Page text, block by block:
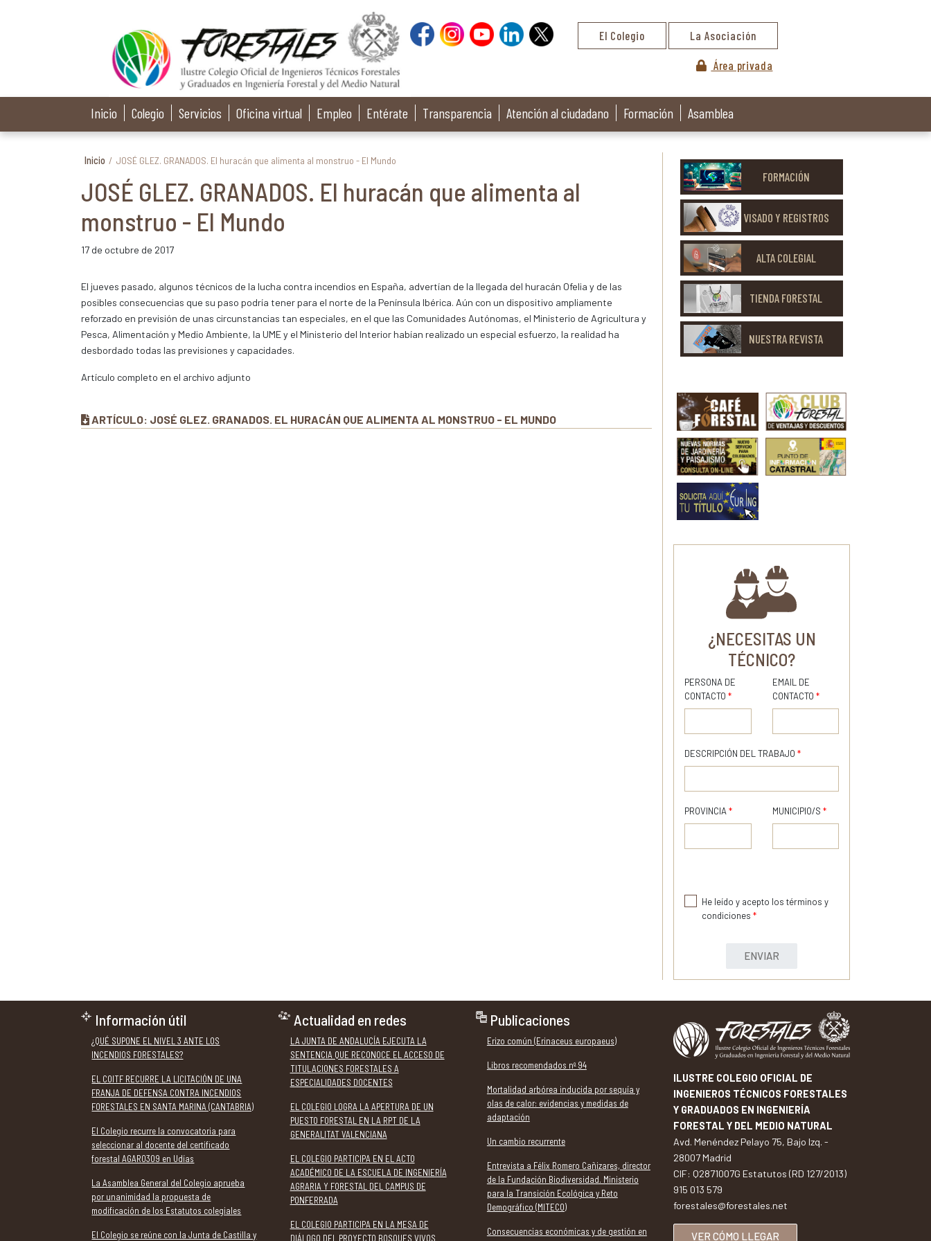
El Colegio La Asociación
Área privada
Inicio Colegio Servicios Oficina virtual Empleo Entérate Transparencia Atención al ciudadano Formación Asamblea
Inicio / JOSÉ GLEZ. GRANADOS. El huracán que alimenta al monstruo - El Mundo
JOSÉ GLEZ. GRANADOS. El huracán que alimenta al
monstruo - El Mundo
17 de octubre de 2017
El jueves pasado, algunos técnicos de la lucha contra incendios en España, advertían de la llegada del huracán Ofelia y de las
posibles consecuencias que su paso podría tener para el norte de la Península Ibérica. Aún con un dispositivo ampliamente
reforzado en previsión de unas circunstancias tan especiales, en el que las Comunidades Autónomas, el Ministerio de Agricultura y
Pesca, Alimentación y Medio Ambiente, la UME y el Ministerio del Interior habían realizado un especial esfuerzo, la realidad ha
desbordado todas las previsiones y capacidades.
Artículo completo en el archivo adjunto
ARTÍCULO: JOSÉ GLEZ. GRANADOS. EL HURACÁN QUE ALIMENTA AL MONSTRUO - EL MUNDO
FORMACIÓN
VISADO Y REGISTROS
ALTA COLEGIAL
TIENDA FORESTAL
NUESTRA REVISTA
¿NECESITAS UN
TÉCNICO?
PERSONA DE
CONTACTO *
EMAIL DE
CONTACTO *
DESCRIPCIÓN DEL TRABAJO *
PROVINCIA * MUNICIPIO/S *
He leído y acepto los términos y
condiciones *
ENVIAR
Información útil
¿QUÉ SUPONE EL NIVEL 3 ANTE LOS
INCENDIOS FORESTALES?
EL COITF RECURRE LA LICITACIÓN DE UNA
FRANJA DE DEFENSA CONTRA INCENDIOS
FORESTALES EN SANTA MARINA (CANTABRIA)
El Colegio recurre la convocatoria para
seleccionar al docente del certificado
forestal AGAR0309 en Udías
La Asamblea General del Colegio aprueba
por unanimidad la propuesta de
modificación de los Estatutos colegiales
El Colegio se reúne con la Junta de Castilla y
Actualidad en redes
LA JUNTA DE ANDALUCÍA EJECUTA LA
SENTENCIA QUE RECONOCE EL ACCESO DE
TITULACIONES FORESTALES A
ESPECIALIDADES DOCENTES
EL COLEGIO LOGRA LA APERTURA DE UN
PUESTO FORESTAL EN LA RPT DE LA
GENERALITAT VALENCIANA
EL COLEGIO PARTICIPA EN EL ACTO
ACADÉMICO DE LA ESCUELA DE INGENIERÍA
AGRARIA Y FORESTAL DEL CAMPUS DE
PONFERRADA
EL COLEGIO PARTICIPA EN LA MESA DE
DIÁLOGO DEL PROYECTO BOSQUES VIVOS
Publicaciones
Erizo común (Erinaceus europaeus)
Libros recomendados nº 94
Mortalidad arbórea inducida por sequía y
olas de calor: evidencias y medidas de
adaptación
Un cambio recurrente
Entrevista a Félix Romero Cañizares, director
de la Fundación Biodiversidad. Ministerio
para la Transición Ecológica y Reto
Demográfico (MITECO)
Consecuencias económicas y de gestión en
ILUSTRE COLEGIO OFICIAL DE
INGENIEROS TÉCNICOS FORESTALES
Y GRADUADOS EN INGENIERÍA
FORESTAL Y DEL MEDIO NATURAL
Avd. Menéndez Pelayo 75, Bajo Izq. -
28007 Madrid
CIF: Q2871007G Estatutos (RD 127/2013)
915 013 579
forestales@forestales.net
VER CÓMO LLEGAR